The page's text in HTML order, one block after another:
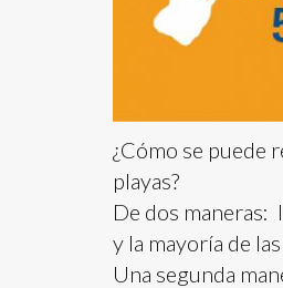
¿Cómo se puede
playas?
De dos maneras:
y la mayoría de
Una segunda